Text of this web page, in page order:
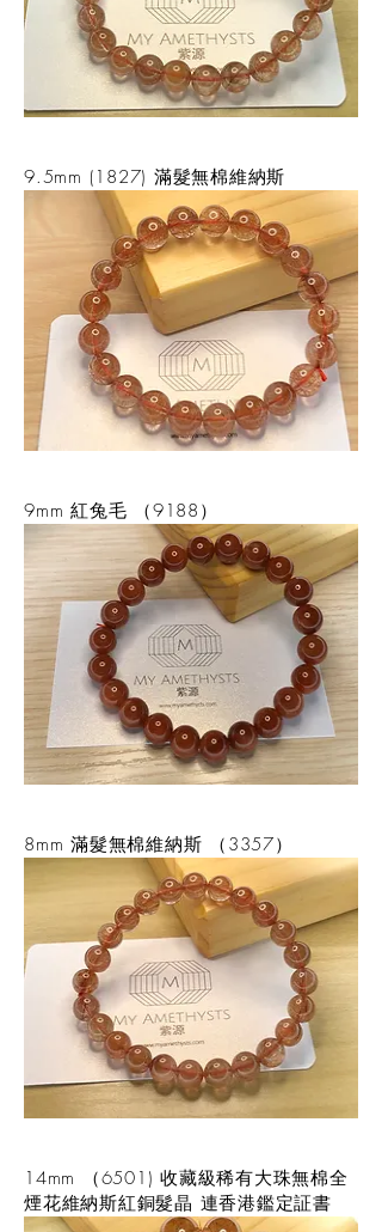
9.5mm (1827) 滿髮無棉維納斯
9mm 紅兔毛 （9188）
8mm 滿髮無棉維納斯 （3357）
14mm （6501) 收藏級稀有大珠無棉全
煙花維納斯紅銅髮晶 連香港鑑定証書